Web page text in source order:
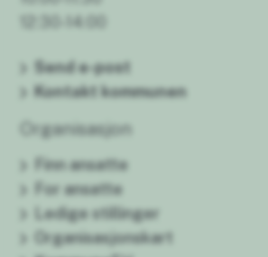
12:30-14:00
Send e-post
Kontakt kommunen
Organisasjon
Finn ansatte
For ansatte
Ledige stillinger
Organisasjonskart